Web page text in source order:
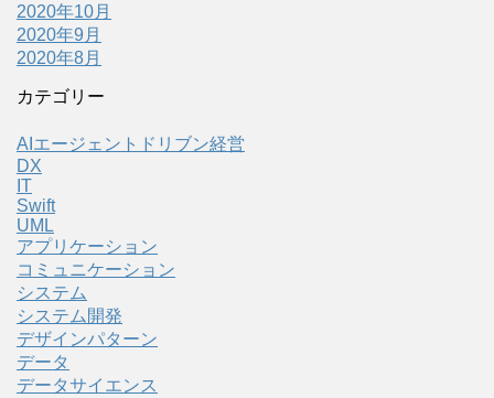
2020年10月
2020年9月
2020年8月
カテゴリー
AIエージェントドリブン経営
DX
IT
Swift
UML
アプリケーション
コミュニケーション
システム
システム開発
デザインパターン
データ
データサイエンス